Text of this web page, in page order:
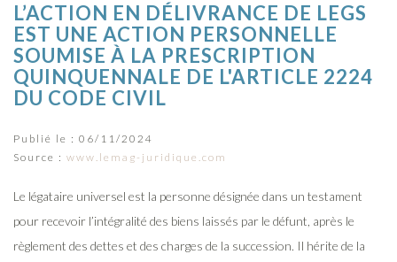
L’ACTION EN DÉLIVRANCE DE LEGS
EST UNE ACTION PERSONNELLE
SOUMISE À LA PRESCRIPTION
QUINQUENNALE DE L'ARTICLE 2224
DU CODE CIVIL
Publié le : 06/11/2024
Source : www.lemag-juridique.com
Le légataire universel est la personne désignée dans un testament
pour recevoir l’intégralité des biens laissés par le défunt, après le
règlement des dettes et des charges de la succession. Il hérite de la